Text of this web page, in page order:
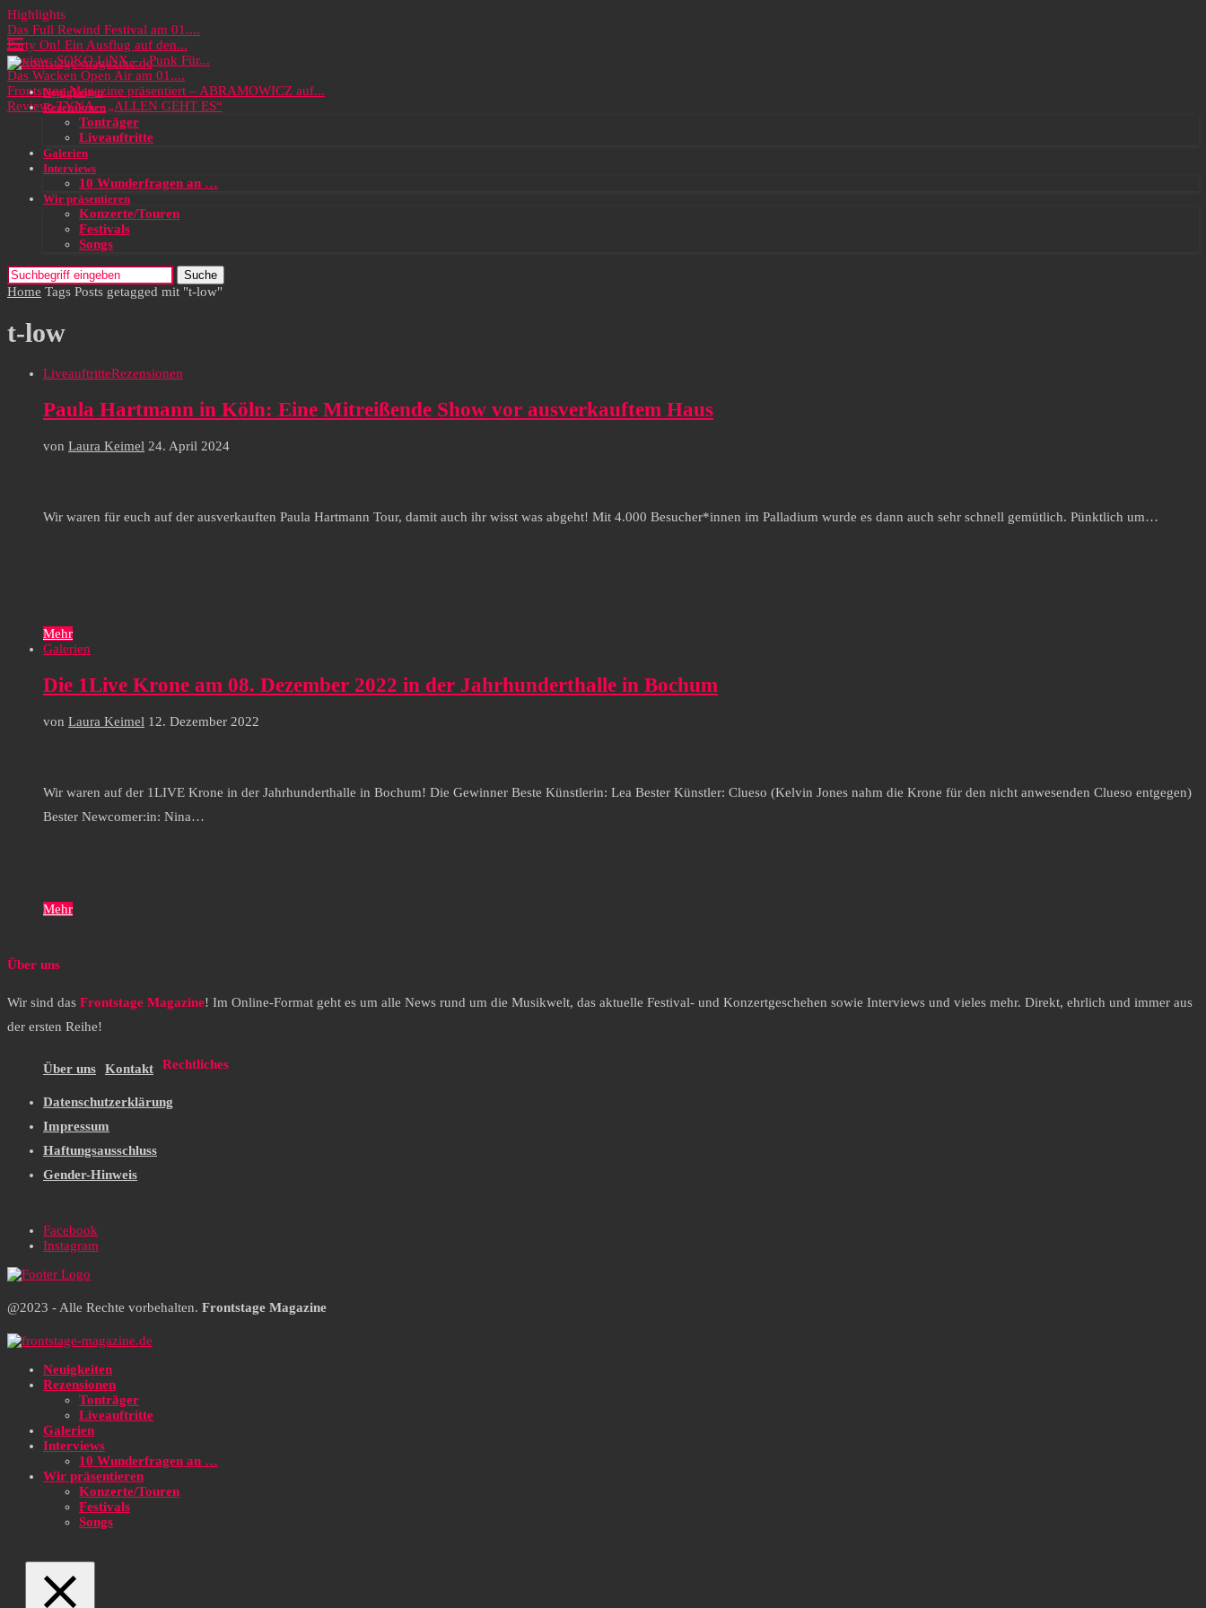
Highlights
Das Full Rewind Festival am 01....
Party On! Ein Ausflug auf den...
Review: SOKO LiNX – „Punk Für...
Das Wacken Open Air am 01....
Frontstage Magazine präsentiert – ABRAMOWICZ auf...
Review: TYNA – „ALLEN GEHT ES“
Neuigkeiten
Rezensionen
Tonträger
Liveauftritte
Galerien
Interviews
10 Wunderfragen an …
Wir präsentieren
Konzerte/Touren
Festivals
Songs
Suche
Home Tags Posts getagged mit "t-low"
t-low
LiveauftritteRezensionen
Paula Hartmann in Köln: Eine Mitreißende Show vor ausverkauftem Haus
von Laura Keimel 24. April 2024
Wir waren für euch auf der ausverkauften Paula Hartmann Tour, damit auch ihr wisst was abgeht! Mit 4.000 Besucher*innen im Palladium wurde es dann auch sehr schnell gemütlich. Pünktlich um…
Mehr
Galerien
Die 1Live Krone am 08. Dezember 2022 in der Jahrhunderthalle in Bochum
von Laura Keimel 12. Dezember 2022
Wir waren auf der 1LIVE Krone in der Jahrhunderthalle in Bochum! Die Gewinner Beste Künstlerin: Lea Bester Künstler: Clueso (Kelvin Jones nahm die Krone für den nicht anwesenden Clueso entgegen)
Bester Newcomer:in: Nina…
Mehr
Über uns
Wir sind das Frontstage Magazine! Im Online-Format geht es um alle News rund um die Musikwelt, das aktuelle Festival- und Konzertgeschehen sowie Interviews und vieles mehr. Direkt, ehrlich und immer aus
der ersten Reihe!
Über uns Kontakt Rechtliches
Datenschutzerklärung
Impressum
Haftungsausschluss
Gender-Hinweis
Facebook
Instagram
@2023 - Alle Rechte vorbehalten. Frontstage Magazine
Neuigkeiten
Rezensionen
Tonträger
Liveauftritte
Galerien
Interviews
10 Wunderfragen an …
Wir präsentieren
Konzerte/Touren
Festivals
Songs